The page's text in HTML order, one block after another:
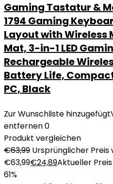
Gaming Tastatur &
1794 Gaming
Layout with Wireless
Mat, 3-in-1 LED
Rechargeable
Battery Life,
PC, Black
Zur Wunschliste hinzugefügt
entfernen0
Produkt vergleichen
€63,99 Ursprünglicher Preis
€63,99€24,89Aktueller
61%